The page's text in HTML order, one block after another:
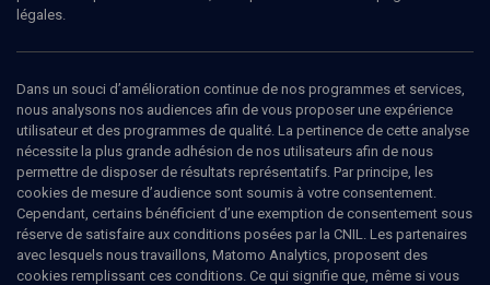
traductrice, éditrice
Sophie Benech est traductrice.
Ajouter Partager J’aime
légales.
Dans un souci d’amélioration continue de nos programmes et services,
nous analysons nos audiences afin de vous proposer une expérience
utilisateur et des programmes de qualité. La pertinence de cette analyse
nécessite la plus grande adhésion de nos utilisateurs afin de nous
permettre de disposer de résultats représentatifs. Par principe, les
cookies de mesure d’audience sont soumis à votre consentement.
Cependant, certains bénéficient d’une exemption de consentement sous
réserve de satisfaire aux conditions posées par la CNIL. Les partenaires
avec lesquels nous travaillons, Matomo Analytics, proposent des
cookies remplissant ces conditions. Ce qui signifie que, même si vous